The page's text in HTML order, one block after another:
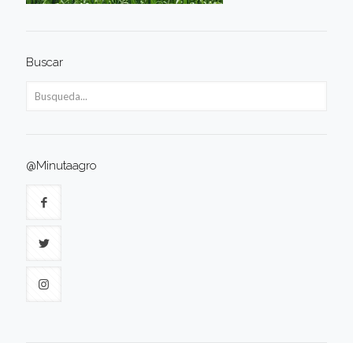
Buscar
@Minutaagro